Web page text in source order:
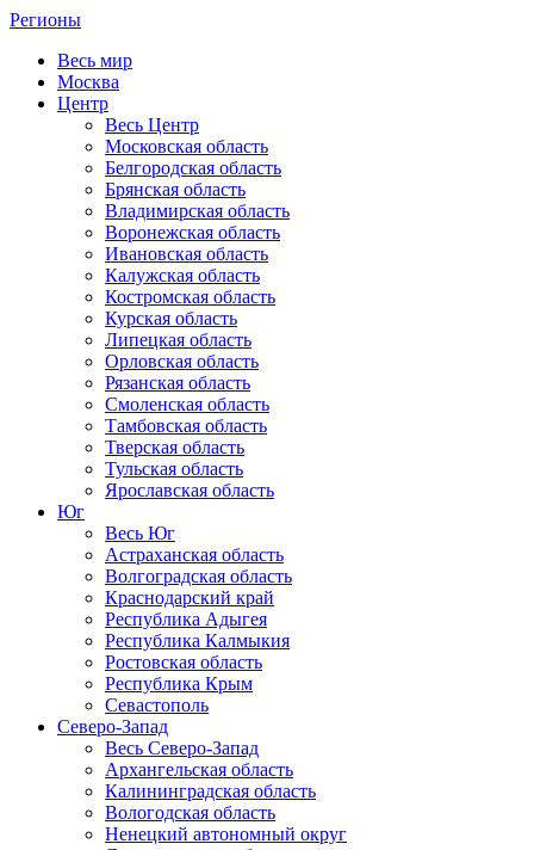
Регионы
Весь мир
Москва
Центр
Весь Центр
Московская область
Белгородская область
Брянская область
Владимирская область
Воронежская область
Ивановская область
Калужская область
Костромская область
Курская область
Липецкая область
Орловская область
Рязанская область
Смоленская область
Тамбовская область
Тверская область
Тульская область
Ярославская область
Юг
Весь Юг
Астраханская область
Волгоградская область
Краснодарский край
Республика Адыгея
Республика Калмыкия
Ростовская область
Республика Крым
Севастополь
Северо-Запад
Весь Северо-Запад
Архангельская область
Калининградская область
Вологодская область
Ненецкий автономный округ